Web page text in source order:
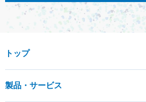
トップ
製品・サービス